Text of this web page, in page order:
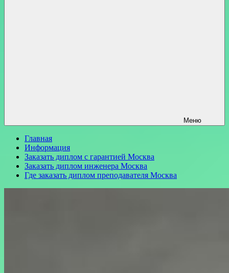
Меню
Главная
Информация
Заказать диплом с гарантией Москва
Заказать диплом инженера Москва
Где заказать диплом преподавателя Москва